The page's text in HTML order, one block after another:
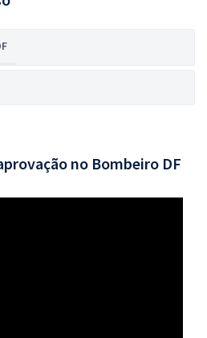
no Bombeiro DF